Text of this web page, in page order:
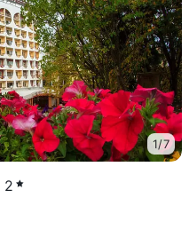
1/7
2